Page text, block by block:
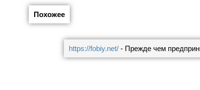
Похожее
https://fobiy.net/ - Прежде чем